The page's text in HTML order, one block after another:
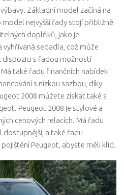
Základní model začíná na
model nejvyšší řady stojí přibližně
doplňků, jako je
sedadla, což může
dispozici s řadou možností
Má také řadu finančních nabídek
s nízkou sazbou, díky
2008 můžete získat také s
Peugeot 2008 je stylové a
cenových relacích. Má řadu
dostupnější, a také řadu
Peugeot, abyste měli klid.